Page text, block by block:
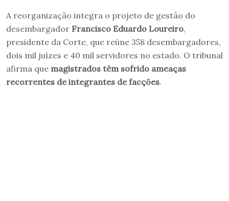
A reorganização integra o projeto de gestão do
desembargador Francisco Eduardo Loureiro,
presidente da Corte, que reúne 358 desembargadores,
dois mil juízes e 40 mil servidores no estado. O tribunal
afirma que magistrados têm sofrido ameaças
recorrentes de integrantes de facções.